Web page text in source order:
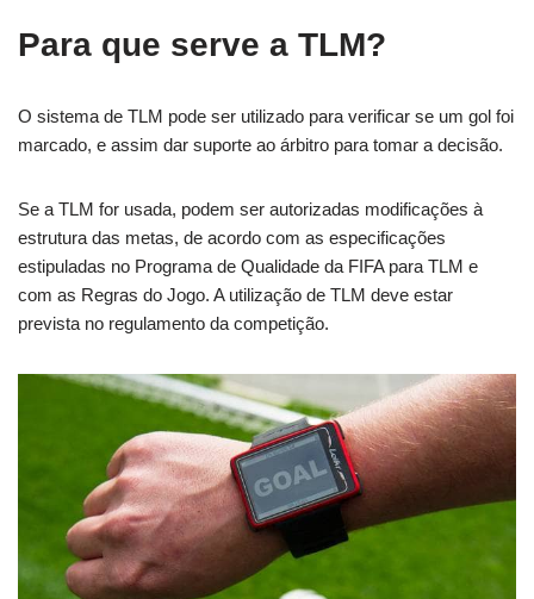
Para que serve a TLM?
O sistema de TLM pode ser utilizado para verificar se um gol foi
marcado, e assim dar suporte ao árbitro para tomar a decisão.
Se a TLM for usada, podem ser autorizadas modificações à
estrutura das metas, de acordo com as especificações
estipuladas no Programa de Qualidade da FIFA para TLM e
com as Regras do Jogo. A utilização de TLM deve estar
prevista no regulamento da competição.